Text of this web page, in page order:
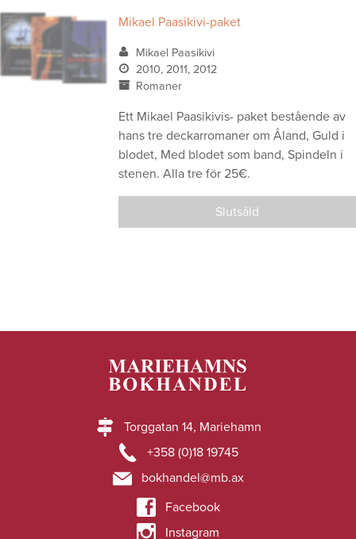
Mikael Paasikivi-paket
Mikael Paasikivi
2010, 2011, 2012
Romaner
Ett Mikael Paasikivis- paket bestående av
hans tre deckarromaner om Åland, Guld i
blodet, Med blodet som band, Spindeln i
stenen. Alla tre för 25€.
Slutsåld
Torggatan 14, Mariehamn
+358 (0)18 19745
bokhandel@mb.ax
Facebook
Instagram